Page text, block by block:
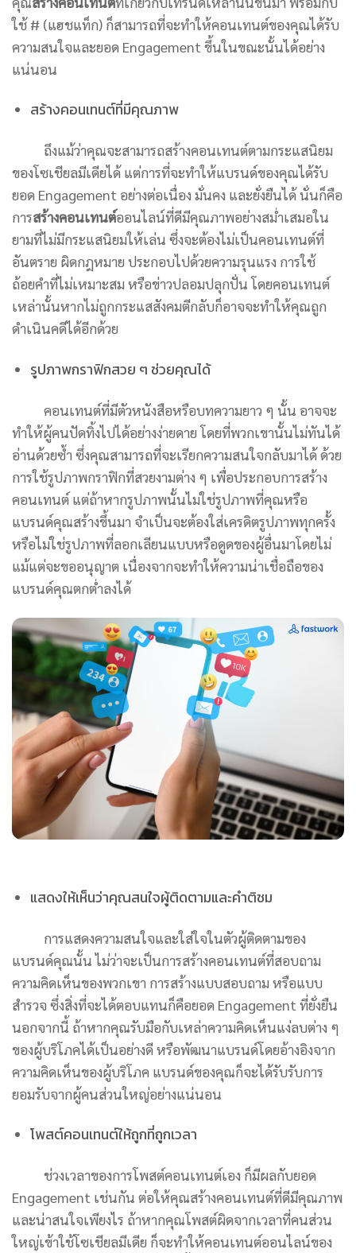
ใช้ # (แฮชแท็ก) ก็สามารถที่จะทำให้คอนเทนต์ของคุณได้รับ
ความสนใจและยอด Engagement ขึ้นในขณะนั้นได้อย่าง
แน่นอน
สร้างคอนเทนต์ที่มีคุณภาพ
ถึงแม้ว่าคุณจะสามารถสร้างคอนเทนต์ตามกระแสนิยม
ของโซเชียลมีเดียได้ แต่การที่จะทำให้แบรนด์ของคุณได้รับ
ยอด Engagement อย่างต่อเนื่อง มั่นคง และยั่งยืนได้ นั่นก็คือ
การสร้างคอนเทนต์ออนไลน์ที่ดีมีคุณภาพอย่างสม่ำเสมอใน
ยามที่ไม่มีกระแสนิยมให้เล่น ซึ่งจะต้องไม่เป็นคอนเทนต์ที่
อันตราย ผิดกฎหมาย ประกอบไปด้วยความรุนแรง การใช้
ถ้อยคำที่ไม่เหมาะสม หรือข่าวปลอมปลุกปั่น โดยคอนเทนต์
เหล่านั้นหากไม่ถูกกระแสสังคมตีกลับก็อาจจะทำให้คุณถูก
ดำเนินคดีได้อีกด้วย
รูปภาพกราฟิกสวย ๆ ช่วยคุณได้
คอนเทนต์ที่มีตัวหนังสือหรือบทความยาว ๆ นั้น อาจจะ
ทำให้ผู้คนปัดทิ้งไปได้อย่างง่ายดาย โดยที่พวกเขานั้นไม่ทันได้
อ่านด้วยซ้ำ ซึ่งคุณสามารถที่จะเรียกความสนใจกลับมาได้ ด้วย
การใช้รูปภาพกราฟิกที่สวยงามต่าง ๆ เพื่อประกอบการสร้าง
คอนเทนต์ แต่ถ้าหากรูปภาพนั้นไม่ใช่รูปภาพที่คุณหรือ
แบรนด์คุณสร้างขึ้นมา จำเป็นจะต้องใส่เครดิตรูปภาพทุกครั้ง
หรือไม่ใช่รูปภาพที่ลอกเลียนแบบหรือดูดของผู้อื่นมาโดยไม่
แม้แต่จะขออนุญาต เนื่องจากจะทำให้ความน่าเชื่อถือของ
แบรนด์คุณตกต่ำลงได้
แสดงให้เห็นว่าคุณสนใจผู้ติดตามและคำติชม
การแสดงความสนใจและใส่ใจในตัวผู้ติดตามของ
แบรนด์คุณนั้น ไม่ว่าจะเป็นการสร้างคอนเทนต์ที่สอบถาม
ความคิดเห็นของพวกเขา การสร้างแบบสอบถาม หรือแบบ
สำรวจ ซึ่งสิ่งที่จะได้ตอบแทนก็คือยอด Engagement ที่ยั่งยืน
นอกจากนี้ ถ้าหากคุณรับมือกับเหล่าความคิดเห็นแง่ลบต่าง ๆ
ของผู้บริโภคได้เป็นอย่างดี หรือพัฒนาแบรนด์โดยอ้างอิงจาก
ความคิดเห็นของผู้บริโภค แบรนด์ของคุณก็จะได้รับรับการ
ยอมรับจากผู้คนส่วนใหญ่อย่างแน่นอน
โพสต์คอนเทนต์ให้ถูกที่ถูกเวลา
ช่วงเวลาของการโพสต์คอนเทนต์เอง ก็มีผลกับยอด
Engagement เช่นกัน ต่อให้คุณสร้างคอนเทนต์ที่ดีมีคุณภาพ
และน่าสนใจเพียงไร ถ้าหากคุณโพสต์ผิดจากเวลาที่คนส่วน
ใหญ่เข้าใช้โซเชียลมีเดีย ก็จะทำให้คอนเทนต์ออนไลน์ของ